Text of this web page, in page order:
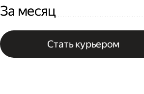
За месяц
Стать курьером